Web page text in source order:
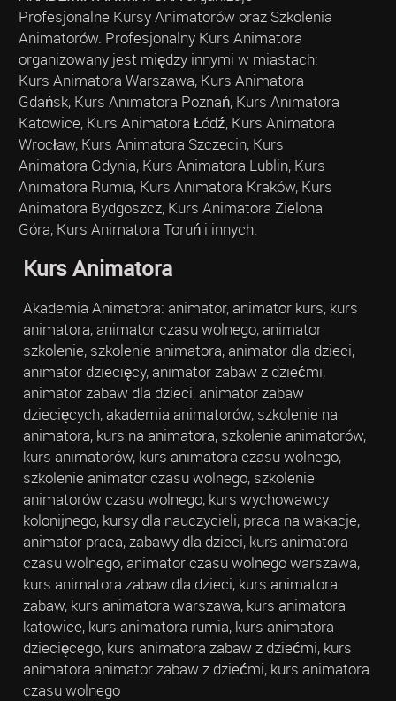
Profesjonalne Kursy Animatorów oraz Szkolenia
Animatorów. Profesjonalny Kurs Animatora
organizowany jest między innymi w miastach:
Kurs Animatora Warszawa, Kurs Animatora
Gdańsk, Kurs Animatora Poznań, Kurs Animatora
Katowice, Kurs Animatora Łódź, Kurs Animatora
Wrocław, Kurs Animatora Szczecin, Kurs
Animatora Gdynia, Kurs Animatora Lublin, Kurs
Animatora Rumia, Kurs Animatora Kraków, Kurs
Animatora Bydgoszcz, Kurs Animatora Zielona
Góra, Kurs Animatora Toruń i innych.
Kurs Animatora
Akademia Animatora: animator, animator kurs, kurs
animatora, animator czasu wolnego, animator
szkolenie, szkolenie animatora, animator dla dzieci,
animator dziecięcy, animator zabaw z dziećmi,
animator zabaw dla dzieci, animator zabaw
dziecięcych, akademia animatorów, szkolenie na
animatora, kurs na animatora, szkolenie animatorów,
kurs animatorów, kurs animatora czasu wolnego,
szkolenie animator czasu wolnego, szkolenie
animatorów czasu wolnego, kurs wychowawcy
kolonijnego, kursy dla nauczycieli, praca na wakacje,
animator praca, zabawy dla dzieci, kurs animatora
czasu wolnego, animator czasu wolnego warszawa,
kurs animatora zabaw dla dzieci, kurs animatora
zabaw, kurs animatora warszawa, kurs animatora
katowice, kurs animatora rumia, kurs animatora
dziecięcego, kurs animatora zabaw z dziećmi, kurs
animatora animator zabaw z dziećmi, kurs animatora
czasu wolnego